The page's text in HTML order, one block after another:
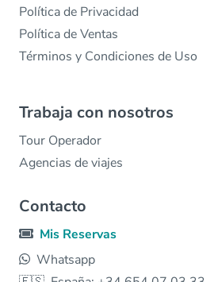
Política de Privacidad
Política de Ventas
Términos y Condiciones de Uso
Trabaja con nosotros
Tour Operador
Agencias de viajes
Contacto
Mis Reservas
Whatsapp